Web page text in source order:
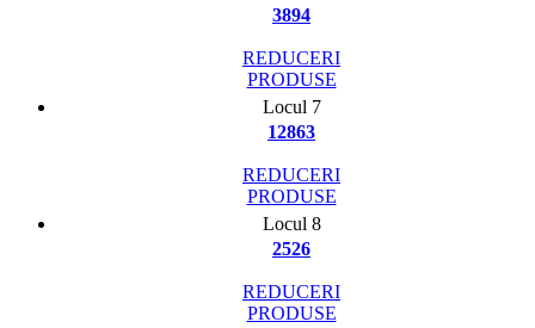
3894
REDUCERI
PRODUSE
Locul 7
12863
REDUCERI
PRODUSE
Locul 8
2526
REDUCERI
PRODUSE